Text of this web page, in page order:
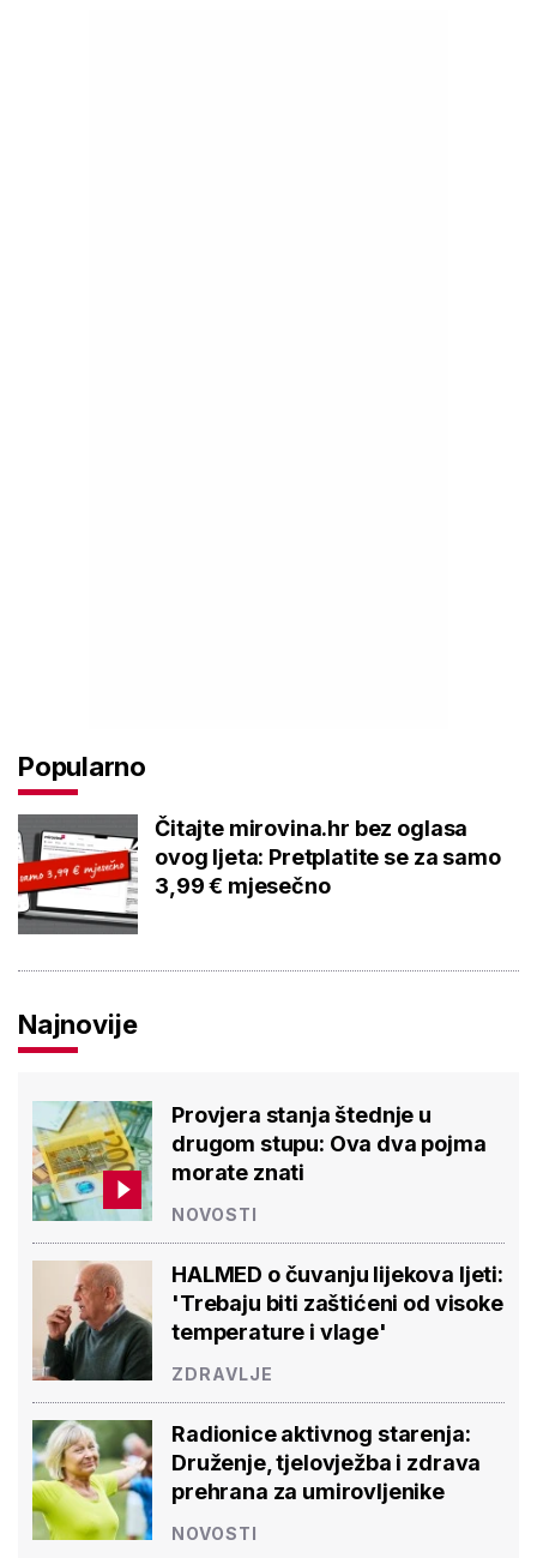
Popularno
Čitajte mirovina.hr bez oglasa
ovog ljeta: Pretplatite se za samo
3,99 € mjesečno
Najnovije
Provjera stanja štednje u
drugom stupu: Ova dva pojma
morate znati
NOVOSTI
HALMED o čuvanju lijekova ljeti:
'Trebaju biti zaštićeni od visoke
temperature i vlage'
ZDRAVLJE
Radionice aktivnog starenja:
Druženje, tjelovježba i zdrava
prehrana za umirovljenike
NOVOSTI